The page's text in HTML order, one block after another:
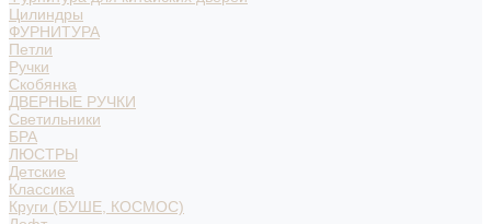
Цилиндры
ФУРНИТУРА
Петли
Ручки
Скобянка
ДВЕРНЫЕ РУЧКИ
Светильники
БРА
ЛЮСТРЫ
Детские
Классика
Круги (БУШЕ, КОСМОС)